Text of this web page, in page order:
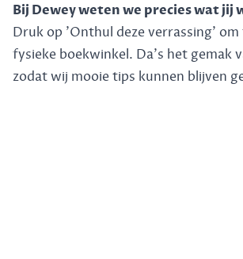
Bij Dewey weten we precies wat jij
Druk op 'Onthul deze verrassing' om
fysieke boekwinkel. Da's het gemak
zodat wij mooie tips kunnen blijven